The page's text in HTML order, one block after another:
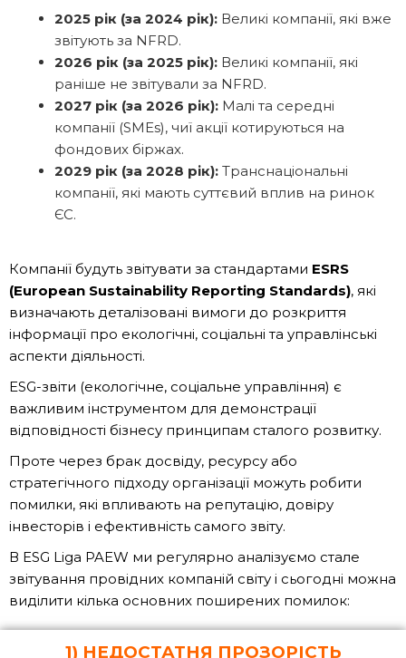
2025 рік (за 2024 рік): Великі компанії, які вже
звітують за NFRD.
2026 рік (за 2025 рік): Великі компанії, які
раніше не звітували за NFRD.
2027 рік (за 2026 рік): Малі та середні
компанії (SMEs), чиї акції котируються на
фондових біржах.
2029 рік (за 2028 рік): Транснаціональні
компанії, які мають суттєвий вплив на ринок
ЄС.
Компанії будуть звітувати за стандартами ESRS
(European Sustainability Reporting Standards), які
визначають деталізовані вимоги до розкриття
інформації про екологічні, соціальні та управлінські
аспекти діяльності.
ESG-звіти (екологічне, соціальне управління) є
важливим інструментом для демонстрації
відповідності бізнесу принципам сталого розвитку.
Проте через брак досвіду, ресурсу або
стратегічного підходу організації можуть робити
помилки, які впливають на репутацію, довіру
інвесторів і ефективність самого звіту.
В ESG Liga PAEW ми регулярно аналізуємо стале
звітування провідних компаній світу і сьогодні можна
виділити кілька основних поширених помилок:
1) НЕДОСТАТНЯ ПРОЗОРІСТЬ